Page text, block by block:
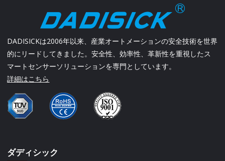
DADISICKは2006年以来、産業オートメーションの安全技術を世界
的にリードしてきました。安全性、効率性、革新性を重視したス
マートセンサーソリューションを専門としています。
詳細はこちら
ダディシック